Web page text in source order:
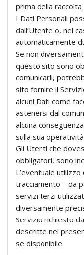
prima della
I Dati Personali
dall’Utente o, nel
automaticamente
Se non
questo sito sono
comunicarli,
sito fornire il
alcuni Dati come
astenersi dal
alcuna
sulla sua operatività.
Gli Utenti che
obbligatori, sono
L’eventuale
tracciamento – da
servizi terzi
diversamente
Servizio richiesto
descritte nel
se disponibile.